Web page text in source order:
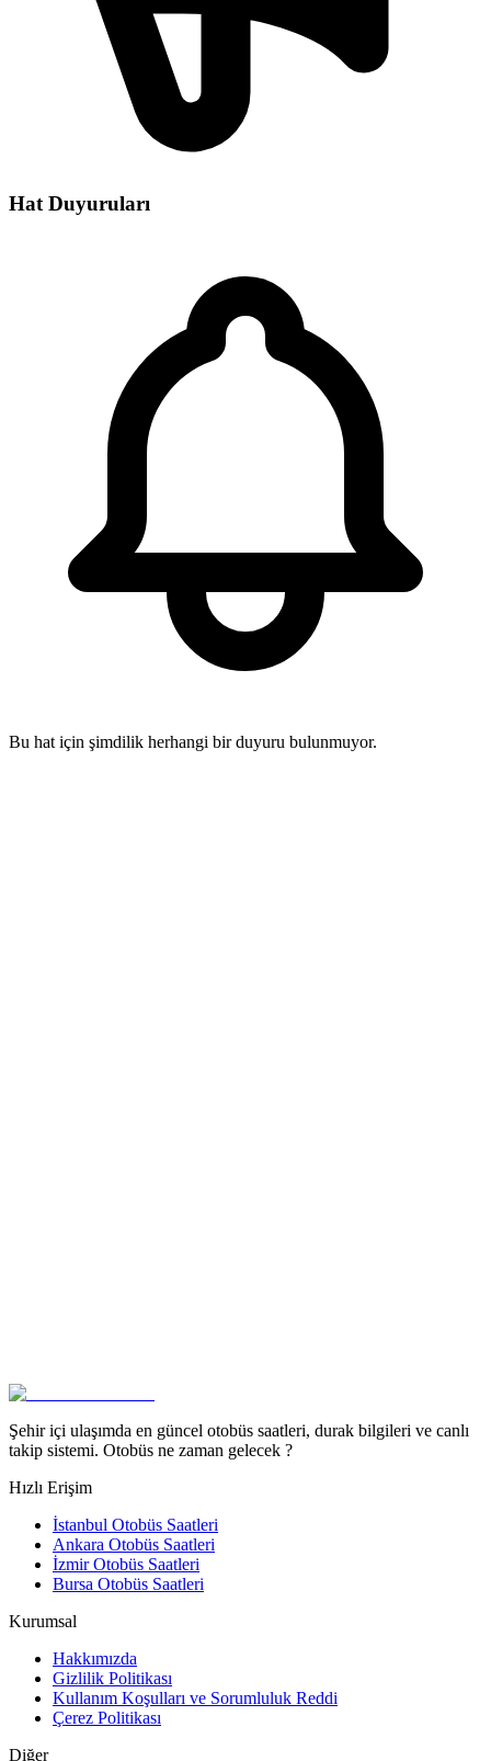
Hat Duyuruları
Bu hat için şimdilik herhangi bir duyuru bulunmuyor.
Şehir içi ulaşımda en güncel otobüs saatleri, durak bilgileri ve canlı
takip sistemi. Otobüs ne zaman gelecek ?
Hızlı Erişim
İstanbul Otobüs Saatleri
Ankara Otobüs Saatleri
İzmir Otobüs Saatleri
Bursa Otobüs Saatleri
Kurumsal
Hakkımızda
Gizlilik Politikası
Kullanım Koşulları ve Sorumluluk Reddi
Çerez Politikası
Diğer